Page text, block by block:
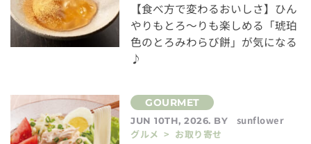
【食べ方で変わるおいしさ】ひん
やりもとろ〜りも楽しめる「琥珀
色のとろみわらび餅」が気になる
♪
JUN 10TH, 2026. BY
sunflower
グルメ > お取り寄せ